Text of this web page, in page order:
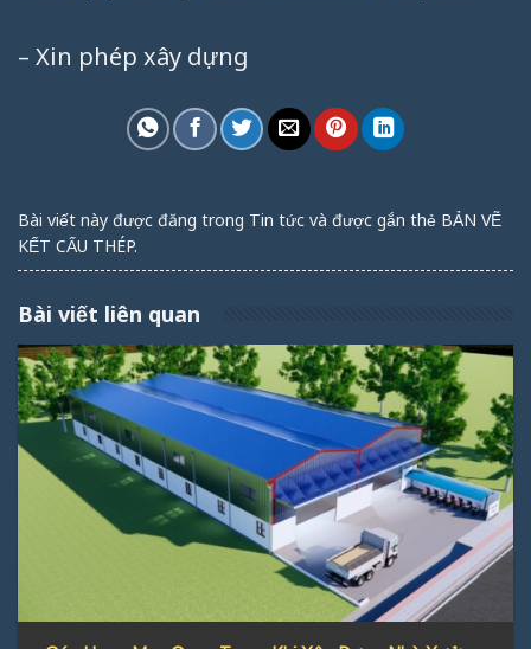
– Xin phép xây dựng
Bài viết này được đăng trong Tin tức và được gắn thẻ BẢN VẼ
KẾT CẤU THÉP.
Bài viết liên quan